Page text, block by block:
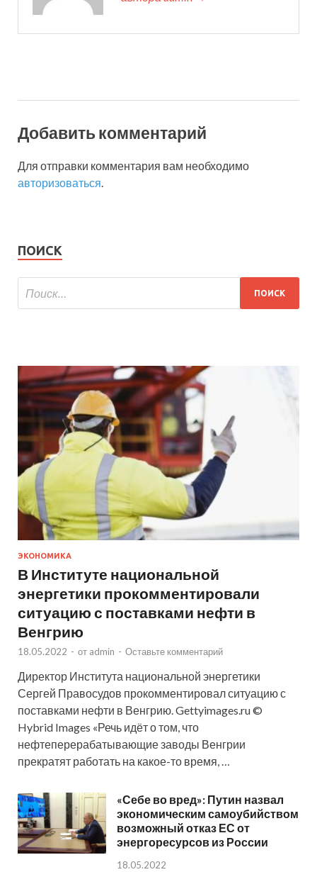
Добавить комментарий
Для отправки комментария вам необходимо
авторизоваться.
ПОИСК
ЭКОНОМИКА
В Институте национальной
энергетики прокомментировали
ситуацию с поставками нефти в
Венгрию
18.05.2022 - от admin - Оставьте комментарий
Директор Института национальной энергетики
Сергей Правосудов прокомментировал ситуацию с
поставками нефти в Венгрию. Gettyimages.ru ©
Hybrid Images «Речь идёт о том, что
нефтеперерабатывающие заводы Венгрии
прекратят работать на какое-то время, …
«Себе во вред»: Путин назвал
экономическим самоубийством
возможный отказ ЕС от
энергоресурсов из России
18.05.2022